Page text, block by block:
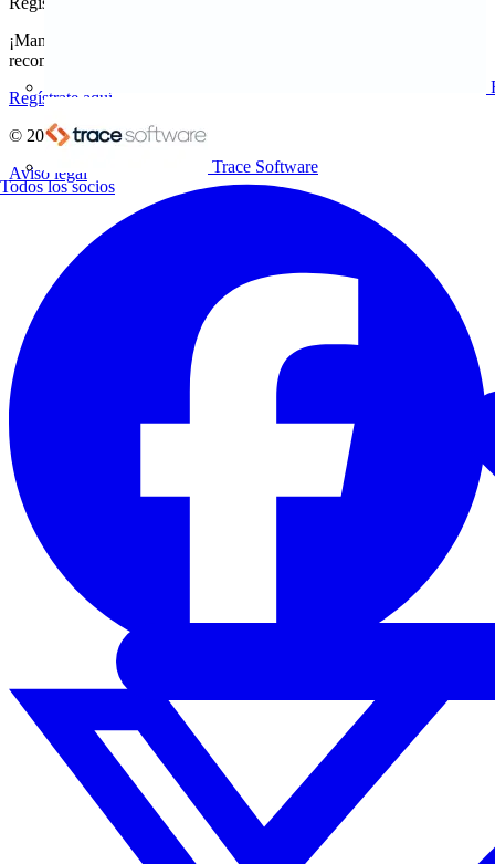
Trace Software
Todos los socios
¡Mantente al día con las últimas noticias del sector y gana
recompensas por tus compras eléctricas!
Regístrate aquí
© 2002-2026Voltimum
Aviso legal